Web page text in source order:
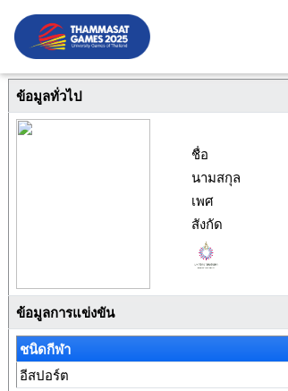
ข้อมูลทั่วไป
ชื่อ
นามสกุล
เพศ
สังกัด
ข้อมูลการแข่งขัน
ชนิดกีฬา
อีสปอร์ต